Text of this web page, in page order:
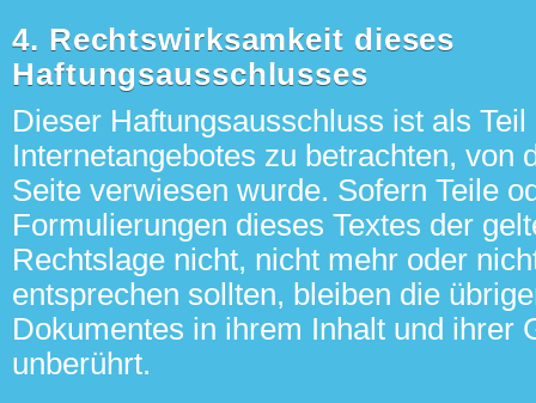
4. Rechtswirksamkeit dieses
Haftungsausschlusses
Dieser Haftungsausschluss ist als Teil
Internetangebotes zu betrachten, von
Seite verwiesen wurde. Sofern Teile
Formulierungen dieses Textes der
Rechtslage nicht, nicht mehr oder
entsprechen sollten, bleiben die
Dokumentes in ihrem Inhalt und ihrer
unberührt.